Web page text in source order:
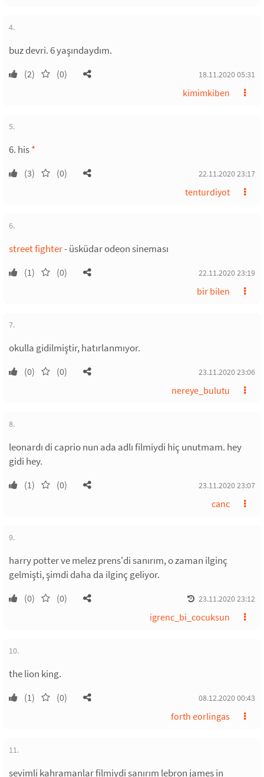
4.
buz devri. 6 yaşındaydım.
(2) (0) 18.11.2020 05:31
kimimkiben
5.
6. his*
(3) (0) 22.11.2020 23:17
tenturdiyot
6.
street fighter- üsküdar odeon sineması
(1) (0) 22.11.2020 23:19
bir bilen
7.
okulla gidilmiştir, hatırlanmıyor.
(0) (0) 23.11.2020 23:06
nereye_bulutu
8.
leonardı di caprio nun ada adlı filmiydi hiç unutmam. hey
gidi hey.
(1) (0) 23.11.2020 23:07
canc
9.
harry potter ve melez prens'di sanırım, o zaman ilginç
gelmişti, şimdi daha da ilginç geliyor.
(0) (0) 23.11.2020 23:12
igrenc_bi_cocuksun
10.
the lion king.
(1) (0) 08.12.2020 00:43
forth eorlingas
11.
sevimli kahramanlar filmiydi sanırım lebron james in